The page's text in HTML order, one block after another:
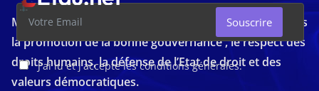
J'ai lu et j'accepte les conditions générales.
Souscrire
Média d'investigation ivoirien résolument engagé dans
la promotion de la bonne gouvernance , le respect des
droits humains, la défense de l’Etat de droit et des
valeurs démocratiques.